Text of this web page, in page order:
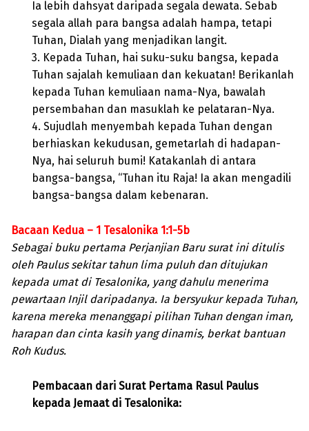
Ia lebih dahsyat daripada segala dewata. Sebab
segala allah para bangsa adalah hampa, tetapi
Tuhan, Dialah yang menjadikan langit.
3. Kepada Tuhan, hai suku-suku bangsa, kepada
Tuhan sajalah kemuliaan dan kekuatan! Berikanlah
kepada Tuhan kemuliaan nama-Nya, bawalah
persembahan dan masuklah ke pelataran-Nya.
4. Sujudlah menyembah kepada Tuhan dengan
berhiaskan kekudusan, gemetarlah di hadapan-
Nya, hai seluruh bumi! Katakanlah di antara
bangsa-bangsa, “Tuhan itu Raja! Ia akan mengadili
bangsa-bangsa dalam kebenaran.
Bacaan Kedua – 1 Tesalonika 1:1-5b
Sebagai buku pertama Perjanjian Baru surat ini ditulis
oleh Paulus sekitar tahun lima puluh dan ditujukan
kepada umat di Tesalonika, yang dahulu menerima
pewartaan Injil daripadanya. Ia bersyukur kepada Tuhan,
karena mereka menanggapi pilihan Tuhan dengan iman,
harapan dan cinta kasih yang dinamis, berkat bantuan
Roh Kudus.
Pembacaan dari Surat Pertama Rasul Paulus
kepada Jemaat di Tesalonika: